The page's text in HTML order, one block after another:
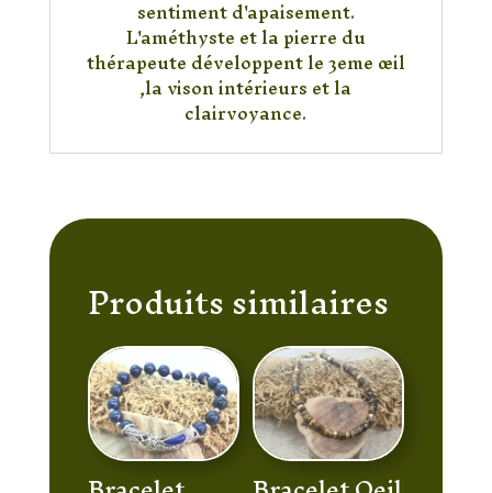
sentiment d'apaisement.
L'améthyste et la pierre du
thérapeute développent le 3eme œil
,la vison intérieurs et la
clairvoyance.
Produits similaires